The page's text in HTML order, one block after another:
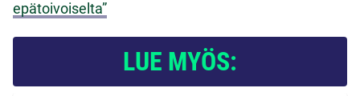
epätoivoiselta”
LUE MYÖS: